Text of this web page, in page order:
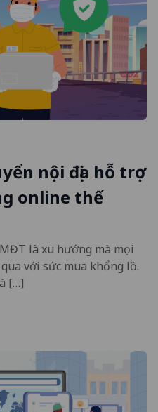
nội địa hỗ trợ
online thế
là xu hướng mà mọi
với sức mua khổng lồ.
[…]